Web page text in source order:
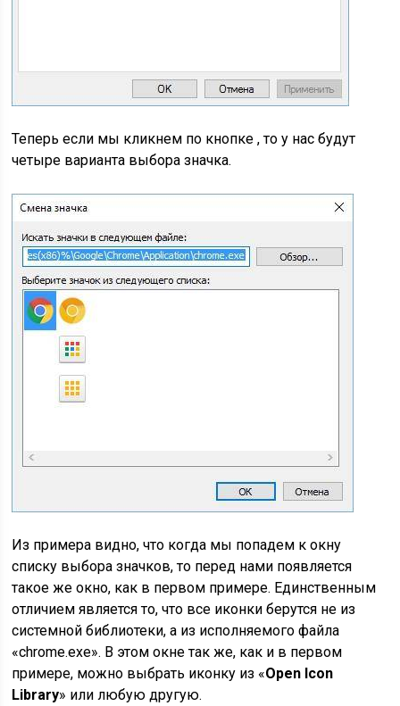
Теперь если мы кликнем по кнопке , то у нас будут
четыре варианта выбора значка.
Из примера видно, что когда мы попадем к окну
списку выбора значков, то перед нами появляется
такое же окно, как в первом примере. Единственным
отличием является то, что все иконки берутся не из
системной библиотеки, а из исполняемого файла
«chrome.exe». В этом окне так же, как и в первом
примере, можно выбрать иконку из «Open Icon
Library» или любую другую.